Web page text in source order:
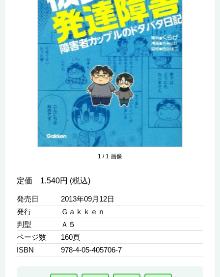
1 / 1 画像
定価 1,540円 (税込)
発売日
2013年09月12日
発行
Ｇａｋｋｅｎ
判型
Ａ５
ページ数
160頁
ISBN
978-4-05-405706-7